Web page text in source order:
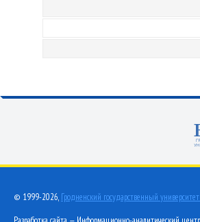
© 1999-2026, Гродненский государственный